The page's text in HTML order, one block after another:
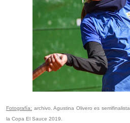
Fotografía: archivo. Agustina Olivero es
la Copa El Sauce 2019.